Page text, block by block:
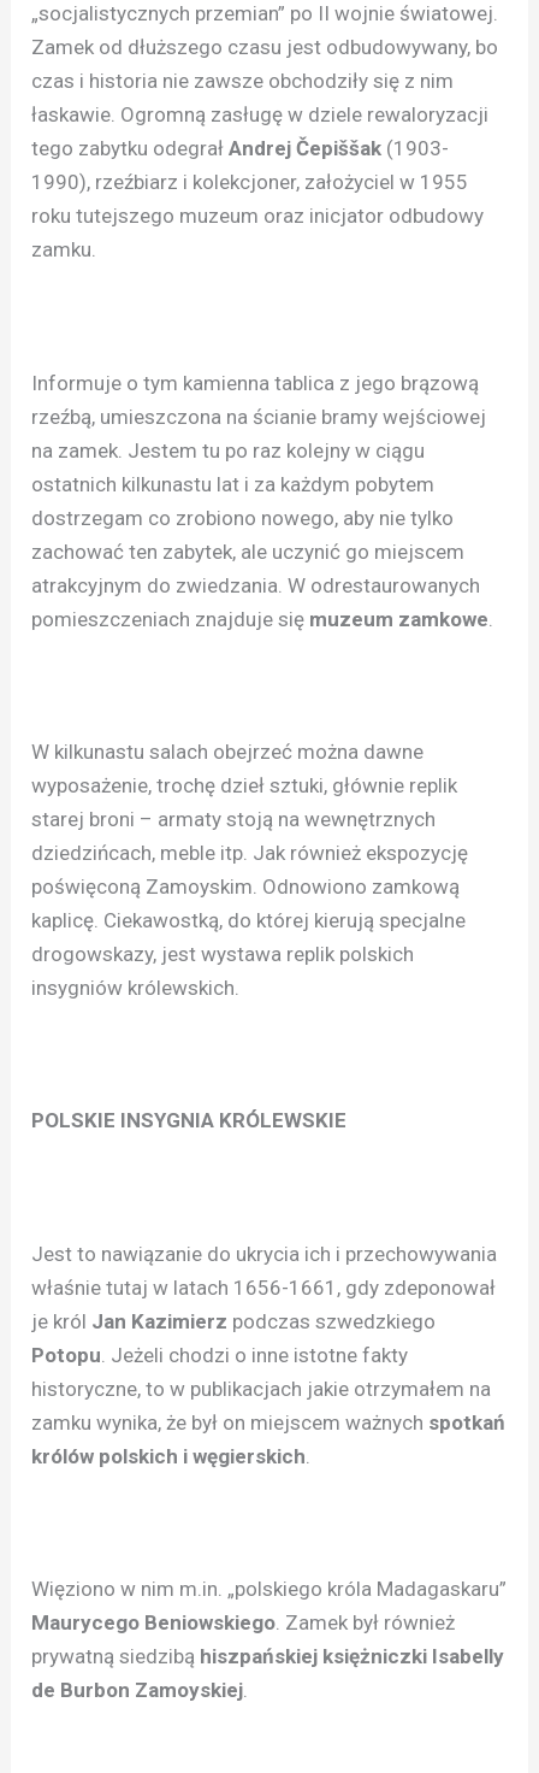
„socjalistycznych przemian” po II wojnie światowej.
Zamek od dłuższego czasu jest odbudowywany, bo
czas i historia nie zawsze obchodziły się z nim
łaskawie. Ogromną zasługę w dziele rewaloryzacji
tego zabytku odegrał Andrej Čepiššak (1903-
1990), rzeźbiarz i kolekcjoner, założyciel w 1955
roku tutejszego muzeum oraz inicjator odbudowy
zamku.
Informuje o tym kamienna tablica z jego brązową
rzeźbą, umieszczona na ścianie bramy wejściowej
na zamek. Jestem tu po raz kolejny w ciągu
ostatnich kilkunastu lat i za każdym pobytem
dostrzegam co zrobiono nowego, aby nie tylko
zachować ten zabytek, ale uczynić go miejscem
atrakcyjnym do zwiedzania. W odrestaurowanych
pomieszczeniach znajduje się muzeum zamkowe
W kilkunastu salach obejrzeć można dawne
wyposażenie, trochę dzieł sztuki, głównie replik
starej broni – armaty stoją na wewnętrznych
dziedzińcach, meble itp. Jak również ekspozycję
poświęconą Zamoyskim. Odnowiono zamkową
kaplicę. Ciekawostką, do której kierują specjalne
drogowskazy, jest wystawa replik polskich
insygniów królewskich.
POLSKIE INSYGNIA KRÓLEWSKIE
Jest to nawiązanie do ukrycia ich i przechowywania
właśnie tutaj w latach 1656-1661, gdy zdeponował
je król Jan Kazimierz podczas szwedzkiego
Potopu . Jeżeli chodzi o inne istotne fakty
historyczne, to w publikacjach jakie otrzymałem na
zamku wynika, że był on miejscem ważnych spotkań
królów polskich i węgierskich
Więziono w nim m.in. „polskiego króla Madagaskaru”
Maurycego Beniowskiego. Zamek był również
prywatną siedzibą hiszpańskiej księżniczki Isabelly
de Burbon Zamoyskiej.